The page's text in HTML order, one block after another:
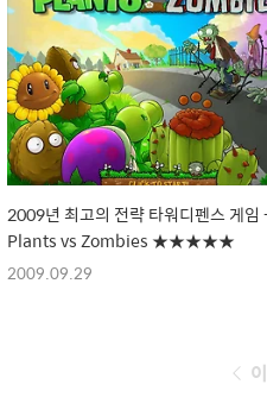
2009년 최고의 전략 타워디펜스 게임
Plants vs Zombies ★★★★★
2009.09.29